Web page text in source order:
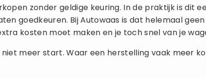
zonder geldige keuring. In de praktijk is dit
goedkeuren. Bij Autowaas is dat helemaal
kosten moet maken en je toch snel van je
meer start. Waar een herstelling vaak meer